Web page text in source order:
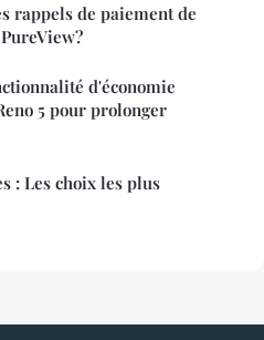
rappels de paiement de
d'économie
5 pour prolonger
: Les choix les plus